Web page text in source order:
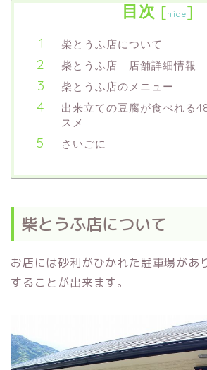
目次 [hide]
柴とうふ店について
柴とうふ店 店舗詳細情報
柴とうふ店のメニュー
出来立ての豆腐が食べれる
スメ
さいごに
柴とうふ店について
お店には砂利がひかれた駐車場があ
することが出来ます。